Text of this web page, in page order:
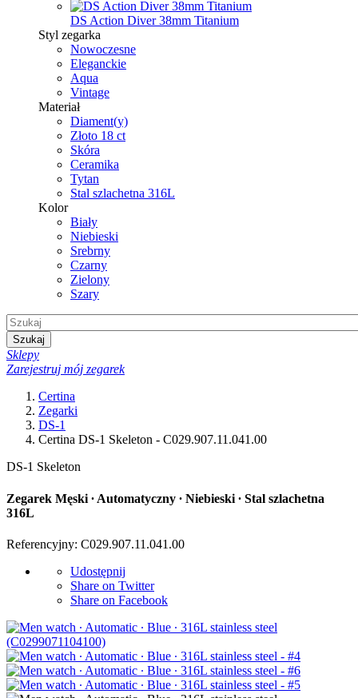
DS Action Diver 38mm Titanium
Styl zegarka
Nowoczesne
Eleganckie
Aqua
Vintage
Materiał
Diament(y)
Złoto 18 ct
Skóra
Ceramika
Tytan
Stal szlachetna 316L
Kolor
Biały
Niebieski
Srebrny
Czarny
Zielony
Szary
Szukaj
Sklepy
Zarejestruj mój zegarek
Certina
Zegarki
DS-1
Certina DS-1 Skeleton - C029.907.11.041.00
DS-1 Skeleton
Zegarek Męski ∙ Automatyczny ∙ Niebieski ∙ Stal szlachetna
316L
Referencyjny: C029.907.11.041.00
Udostępnij
Share on Twitter
Share on Facebook